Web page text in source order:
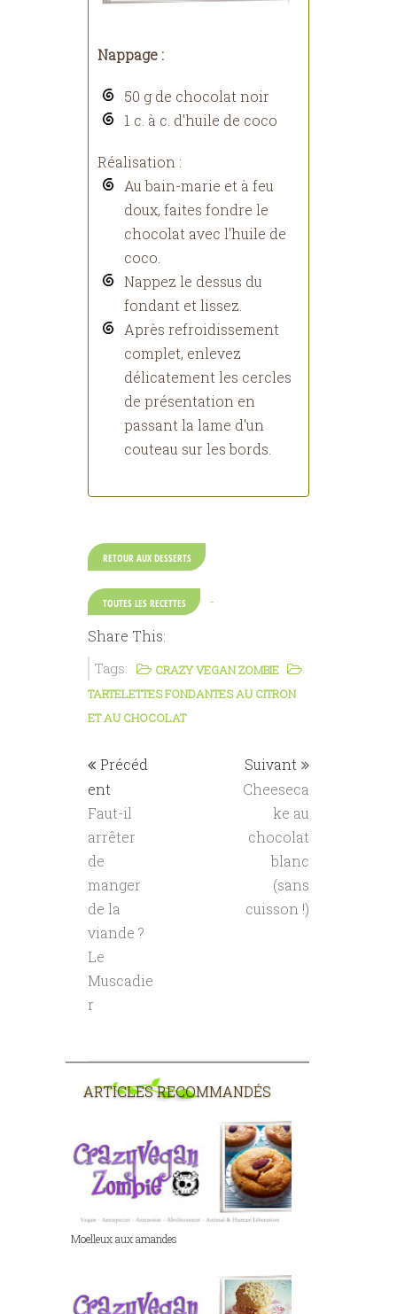
Nappage :
50 g de chocolat noir
1 c. à c. d'huile de coco
Réalisation :
Au bain-marie et à feu
doux, faites fondre le
chocolat avec l'huile de
coco.
Nappez le dessus du
fondant et lissez.
Après refroidissement
complet, enlevez
délicatement les cercles
de présentation en
passant la lame d'un
couteau sur les bords.
RETOUR AUX DESSERTS
TOUTES LES RECETTES
-
Share This:
Tags:
CRAZY VEGAN ZOMBIE
TARTELETTES FONDANTES AU CITRON
ET AU CHOCOLAT
Précéd
ent
Faut-il
arrêter
de
manger
de la
viande ?
Le
Muscadie
r
Suivant
Cheeseca
ke au
chocolat
blanc
(sans
cuisson !)
ARTICLES RECOMMANDÉS
Moelleux aux amandes